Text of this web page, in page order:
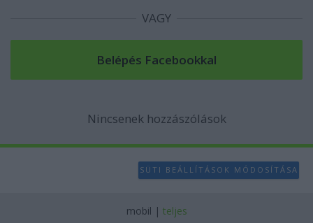
VAGY
Nincsenek hozzászólások
SÜTI BEÁLLÍTÁSOK MÓDOSÍTÁSA
mobil | teljes